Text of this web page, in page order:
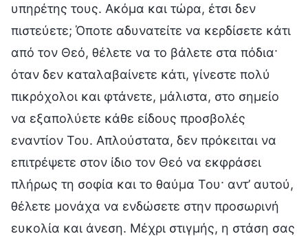
υπηρέτης τους. Ακόμα και τώρα, έτσι δεν
πιστεύετε; Όποτε αδυνατείτε να κερδίσετε κάτι
από τον Θεό, θέλετε να το βάλετε στα πόδια·
όταν δεν καταλαβαίνετε κάτι, γίνεστε πολύ
πικρόχολοι και φτάνετε, μάλιστα, στο σημείο
να εξαπολύετε κάθε είδους προσβολές
εναντίον Του. Απλούστατα, δεν πρόκειται να
επιτρέψετε στον ίδιο τον Θεό να εκφράσει
πλήρως τη σοφία και το θαύμα Του· αντ’ αυτού,
θέλετε μονάχα να ενδώσετε στην προσωρινή
ευκολία και άνεση. Μέχρι στιγμής, η στάση σας